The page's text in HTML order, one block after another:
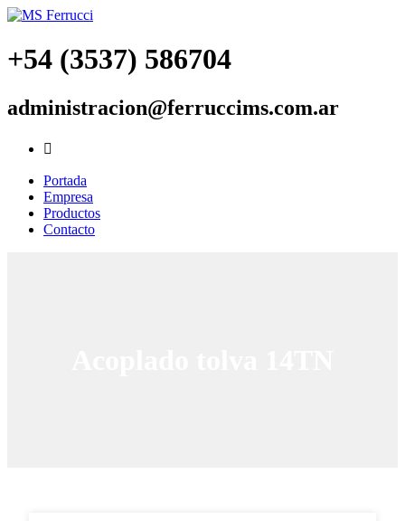
+54 (3537) 586704
administracion@ferruccims.com.ar

Portada
Empresa
Productos
Contacto